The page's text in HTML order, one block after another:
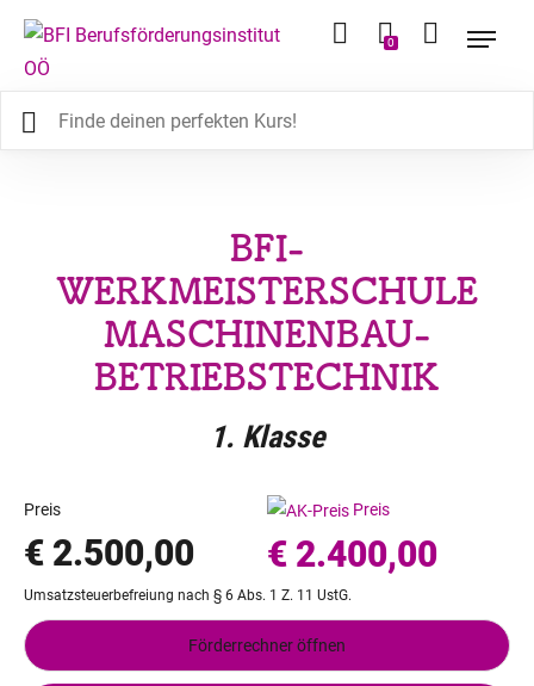
0
BFI-
WERKMEISTERSCHULE
MASCHINENBAU-
BETRIEBSTECHNIK
1. Klasse
Preis
€ 2.500,00
Preis
€ 2.400,00
Umsatzsteuerbefreiung nach § 6 Abs. 1 Z. 11 UstG.
Förderrechner öffnen